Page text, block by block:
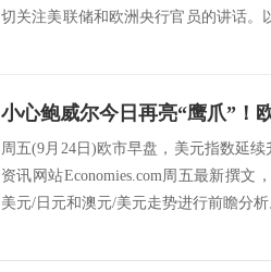
切关注美联储和欧洲央行官员的讲话。
周五(9月24日)欧市早盘，美元指数延
资讯网站Economies.com周五最新撰
美元/日元和澳元/美元走势进行前瞻分